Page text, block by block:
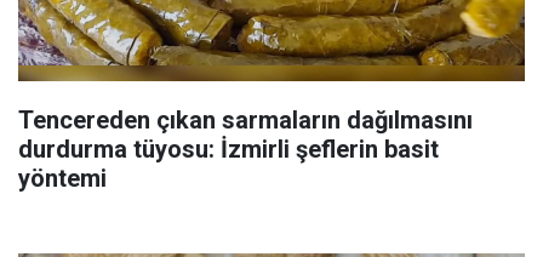
Tencereden çıkan sarmaların dağılmasını
durdurma tüyosu: İzmirli şeflerin basit
yöntemi